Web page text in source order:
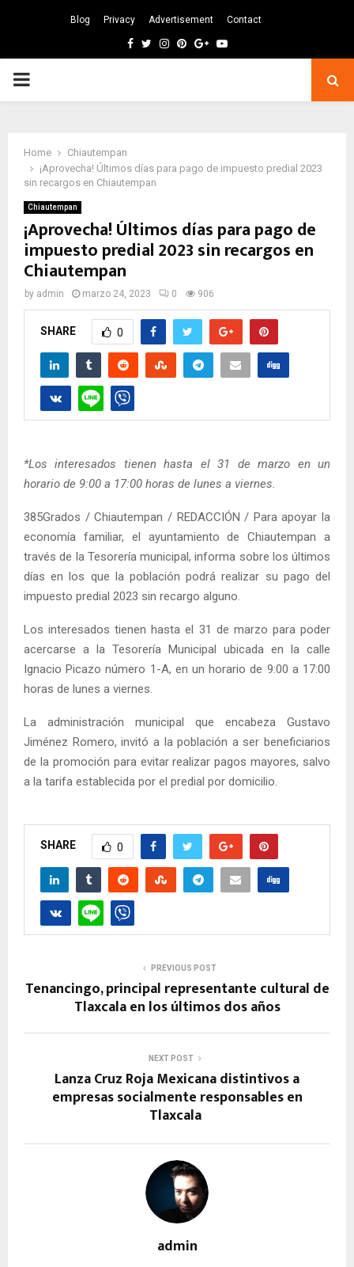
Blog Privacy Advertisement Contact
Facebook
TwitterInstagram
Pinterest
GoogleYoutube
PRIMARY
Home
Chiautempan
¡Aprovecha! Últimos días para pago de impuesto predial 2023
sin recargos en Chiautempan
Chiautempan
¡Aprovecha! Últimos días para pago de
impuesto predial 2023 sin recargos en
Chiautempan
by admin marzo 24, 2023 0 906
SHARE 0
*Los interesados tienen hasta el 31 de marzo en un
horario de 9:00 a 17:00 horas de lunes a viernes.
385Grados / Chiautempan / REDACCIÓN / Para apoyar la
economía familiar, el ayuntamiento de Chiautempan a
través de la Tesorería municipal, informa sobre los últimos
días en los que la población podrá realizar su pago del
impuesto predial 2023 sin recargo alguno.
Los interesados tienen hasta el 31 de marzo para poder
acercarse a la Tesorería Municipal ubicada en la calle
Ignacio Picazo número 1-A, en un horario de 9:00 a 17:00
horas de lunes a viernes.
La administración municipal que encabeza Gustavo
Jiménez Romero, invitó a la población a ser beneficiarios
de la promoción para evitar realizar pagos mayores, salvo
a la tarifa establecida por el predial por domicilio.
SHARE 0
PREVIOUS POST
Tenancingo, principal representante cultural de
Tlaxcala en los últimos dos años
NEXT POST
Lanza Cruz Roja Mexicana distintivos a
empresas socialmente responsables en
Tlaxcala
admin